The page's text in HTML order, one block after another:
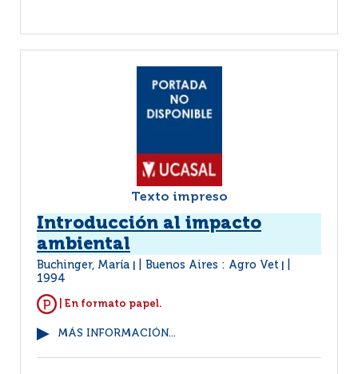
Texto impreso
Introducción al impacto
ambiental
Buchinger, María Buenos Aires : Agro Vet
1994
| En formato papel.
MÁS INFORMACIÓN...